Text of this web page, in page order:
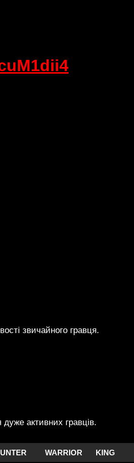
звичайного гравця.
активних гравців.
WARRIOR KING